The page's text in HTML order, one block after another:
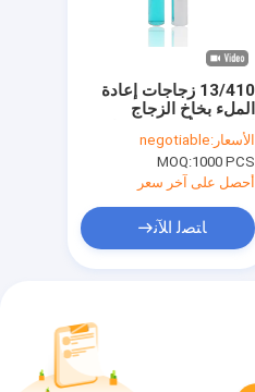
13/410 زجاجات إعادة
الملء بخاخ الزجاج
العطور الألومنيوم بخاخ
زجاجة 10 مل
الأسعار:negotiable
MOQ:1000 PCS
أحصل على آخر سعر
ﺎﺘﺼﻟ ﺍﻶﻧ